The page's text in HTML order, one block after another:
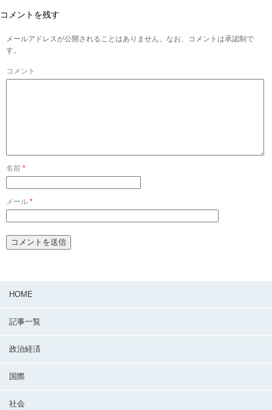
コメントを残す
メールアドレスが公開されることはありません。なお、コメントは承認制で
す。
コメント
名前 *
メール *
HOME
記事一覧
政治経済
国際
社会